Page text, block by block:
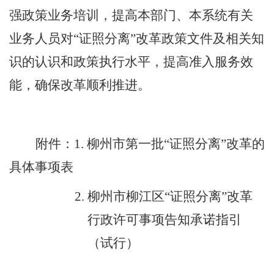
强政策业务培训，提高本部门、本系统有关
业务人员对“证照分离”改革政策文件及相关知
识的认识和政策执行水平，提高准入服务效
能，确保改革顺利推进。
附件： 1. 柳州市第一批“证照分离”改革的
具体事项表
2. 柳州市柳江区“证照分离”改革
行政许可事项告知承诺指引
（试行）